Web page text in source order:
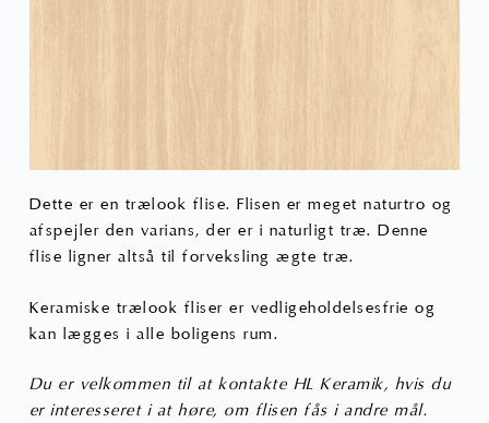
Dette er en trælook flise. Flisen er meget naturtro og
afspejler den varians, der er i naturligt træ. Denne
flise ligner altså til forveksling ægte træ.
Keramiske trælook fliser er vedligeholdelsesfrie og
kan lægges i alle boligens rum.
Du er velkommen til at kontakte HL Keramik, hvis du
er interesseret i at høre, om flisen fås i andre mål.